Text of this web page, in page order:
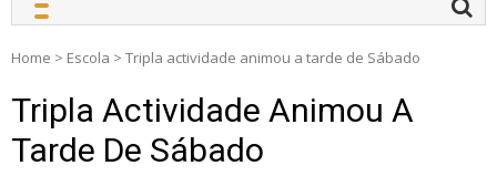
Home > Escola > Tripla actividade animou a tarde de Sábado
Tripla Actividade Animou A
Tarde De Sábado